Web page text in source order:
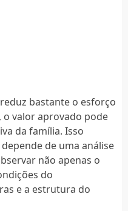
bastante o esforço
o valor aprovado pode
da família. Isso
de uma análise
não apenas o
do
e a estrutura do